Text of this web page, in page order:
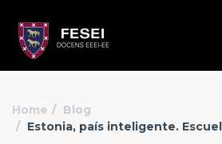
Home
Blog
Estonia, país inteligente.